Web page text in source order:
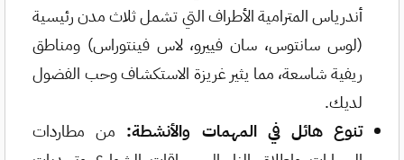
أندرياس المترامية الأطراف التي تشمل ثلاث مدن رئيسية
(لوس سانتوس، سان فييرو، لاس فينتوراس) ومناطق
ريفية شاسعة، مما يثير غريزة الاستكشاف وحب الفضول
لديك.
تنوع هائل في المهمات والأنشطة: من مطاردات